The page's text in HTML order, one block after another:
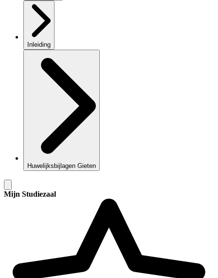
Inleiding
Huwelijksbijlagen Gieten
Mijn Studiezaal